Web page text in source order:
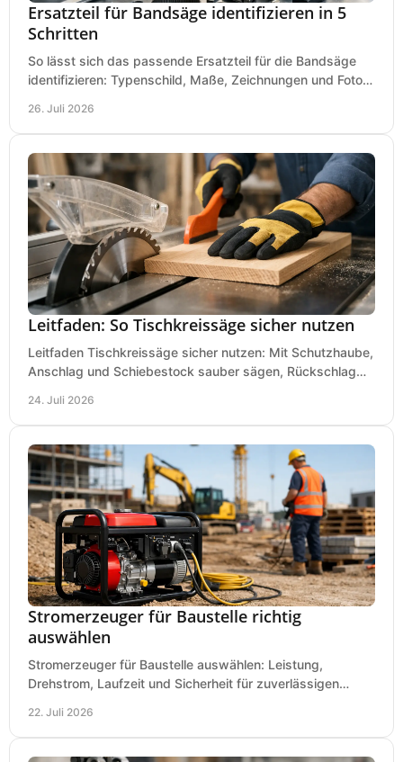
Ersatzteil für Bandsäge identifizieren in 5
Schritten
So lässt sich das passende Ersatzteil für die Bandsäge
identifizieren: Typenschild, Maße, Zeichnungen und Fotos
26. Juli 2026
Leitfaden: So Tischkreissäge sicher nutzen
Leitfaden Tischkreissäge sicher nutzen: Mit Schutzhaube,
Anschlag und Schiebestock sauber sägen, Rückschlag
24. Juli 2026
Stromerzeuger für Baustelle richtig
auswählen
Stromerzeuger für Baustelle auswählen: Leistung,
Drehstrom, Laufzeit und Sicherheit für zuverlässigen
22. Juli 2026